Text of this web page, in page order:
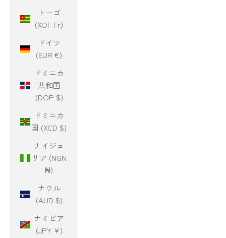
トーゴ
(XOF Fr)
ドイツ
(EUR €)
ドミニカ
共和国
(DOP $)
ドミニカ
国 (XCD $)
ナイジェ
リア (NGN
₦)
ナウル
(AUD $)
ナミビア
(JPY ¥)